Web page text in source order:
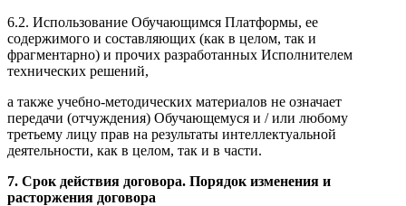
6.2. Использование Обучающимся Платформы, ее
содержимого и составляющих (как в целом, так и
фрагментарно) и прочих разработанных Исполнителем
технических решений,
а также учебно-методических материалов не означает
передачи (отчуждения) Обучающемуся и / или любому
третьему лицу прав на результаты интеллектуальной
деятельности, как в целом, так и в части.
7. Срок действия договора. Порядок изменения и
расторжения договора